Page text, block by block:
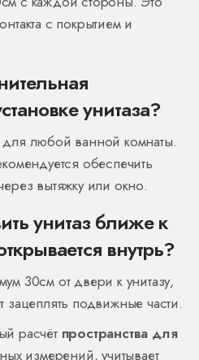
с покрытием и
унитаза?
для любой ванной комнаты.
обеспечить
вытяжку или окно.
унитаз ближе к
внутрь?
30см от двери к унитазу,
зацеплять подвижные части.
расчёт пространства для
измерений, учитывает